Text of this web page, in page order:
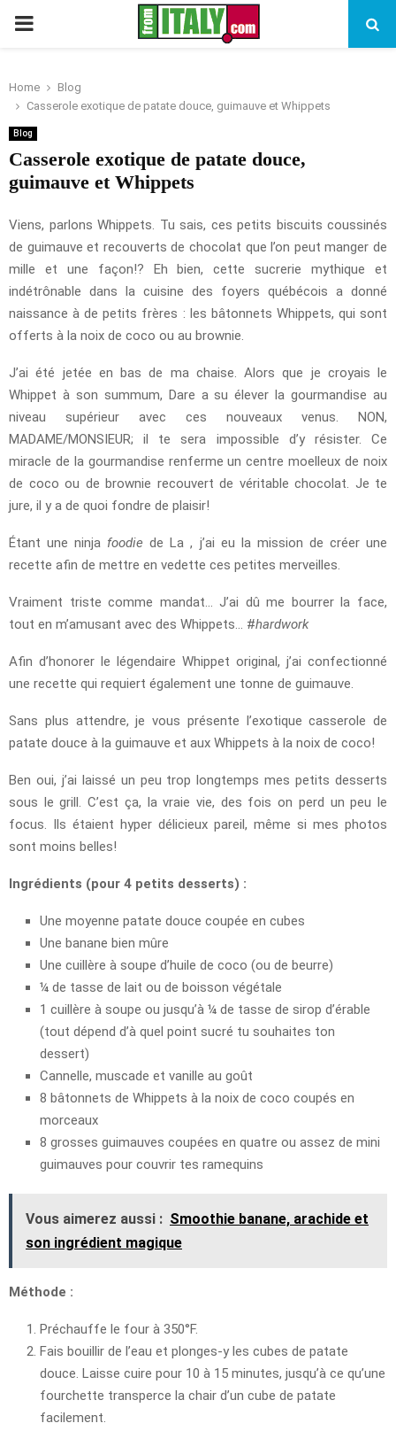
PRIMARY
Home
Blog
Casserole exotique de patate douce, guimauve et Whippets
Blog
Casserole exotique de patate douce,
guimauve et Whippets
Viens, parlons Whippets. Tu sais, ces petits biscuits coussinés
de guimauve et recouverts de chocolat que l’on peut manger de
mille et une façon!? Eh bien, cette sucrerie mythique et
indétrônable dans la cuisine des foyers québécois a donné
naissance à de petits frères : les bâtonnets Whippets, qui sont
offerts à la noix de coco ou au brownie.
J’ai été jetée en bas de ma chaise. Alors que je croyais le
Whippet à son summum, Dare a su élever la gourmandise au
niveau supérieur avec ces nouveaux venus. NON,
MADAME/MONSIEUR; il te sera impossible d’y résister. Ce
miracle de la gourmandise renferme un centre moelleux de noix
de coco ou de brownie recouvert de véritable chocolat. Je te
jure, il y a de quoi fondre de plaisir!
Étant une ninja foodie de La , j’ai eu la mission de créer une
recette afin de mettre en vedette ces petites merveilles.
Vraiment triste comme mandat… J’ai dû me bourrer la face,
tout en m’amusant avec des Whippets… #hardwork
Afin d’honorer le légendaire Whippet original, j’ai confectionné
une recette qui requiert également une tonne de guimauve.
Sans plus attendre, je vous présente l’exotique casserole de
patate douce à la guimauve et aux Whippets à la noix de coco!
Ben oui, j’ai laissé un peu trop longtemps mes petits desserts
sous le grill. C’est ça, la vraie vie, des fois on perd un peu le
focus. Ils étaient hyper délicieux pareil, même si mes photos
sont moins belles!
Ingrédients (pour 4 petits desserts) :
Une moyenne patate douce coupée en cubes
Une banane bien mûre
Une cuillère à soupe d’huile de coco (ou de beurre)
¼ de tasse de lait ou de boisson végétale
1 cuillère à soupe ou jusqu’à ¼ de tasse de sirop d’érable
(tout dépend d’à quel point sucré tu souhaites ton
dessert)
Cannelle, muscade et vanille au goût
8 bâtonnets de Whippets à la noix de coco coupés en
morceaux
8 grosses guimauves coupées en quatre ou assez de mini
guimauves pour couvrir tes ramequins
Vous aimerez aussi : Smoothie banane, arachide et
son ingrédient magique
Méthode :
Préchauffe le four à 350°F.
Fais bouillir de l’eau et plonges-y les cubes de patate
douce. Laisse cuire pour 10 à 15 minutes, jusqu’à ce qu’une
fourchette transperce la chair d’un cube de patate
facilement.